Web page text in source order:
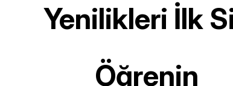
Yenilikleri İlk
Öğrenin